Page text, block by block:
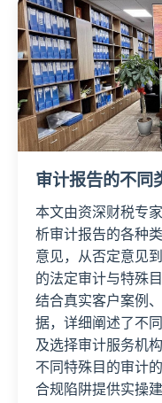
审计报告的不同
本文由资深财税专
析审计报告的各种
意见，从否定意见
的法定审计与特殊
结合真实客户案例
据，详细阐述了不
及选择审计服务机
不同特殊目的审计
合规陷阱提供实操